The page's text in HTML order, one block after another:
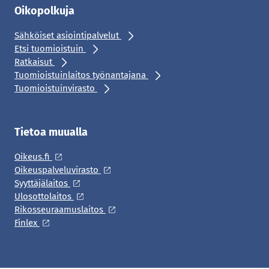
Oikopolkuja
Sähköiset asiointipalvelut
Etsi tuomioistuin
Ratkaisut
Tuomioistuinlaitos työnantajana
Tuomioistuinvirasto
Tietoa muualla
Oikeus.fi
Oikeuspalveluvirasto
Syyttäjälaitos
Ulosottolaitos
Rikosseuraamuslaitos
Finlex